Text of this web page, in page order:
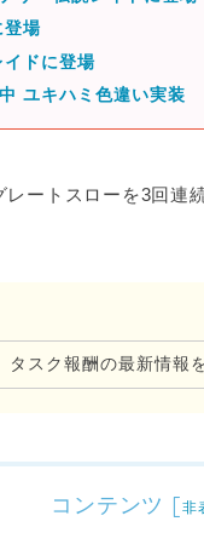
登場
イドに登場
ユキハミ色違い実装
レートスローを3回連
タスク報酬の最新情報
コンテンツ [非